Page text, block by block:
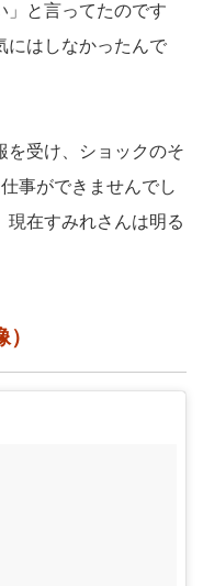
」と言ってたのです
にはしなかったんで
を受け、ショックのそ
事ができませんでし
現在すみれさんは明る